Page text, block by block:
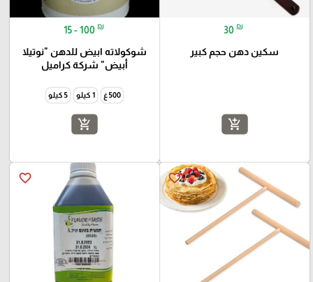
30 ₪
سكين دهن حجم كبير
add_shopping_cart
15 - 100 ₪
شوكولاته ابيض للدهن "نوتيلا
أبيض" شركة كراميل
500 غ 1 كيلو 5 كيلو
add_shopping_cart
favorite_border
favorite_border